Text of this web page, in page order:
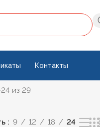
Контакты
из 29
9 12 18 24